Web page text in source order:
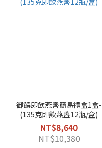
御饌即飲燕盞簡易禮盒1盒-
(135克即飲燕盞12瓶/盒)
NT$8,640
NT$10,380